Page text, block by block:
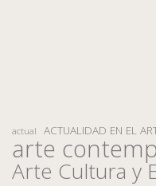
actual ACTUALIDAD EN EL
arte
Arte Cultura y